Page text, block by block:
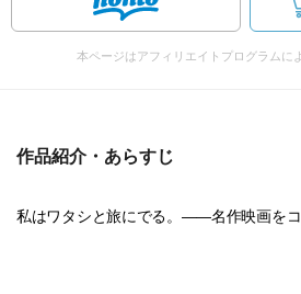
本ページはアフィリエイトプログラムに
作品紹介・あらすじ
私はワタシと旅にでる。――名作映画を